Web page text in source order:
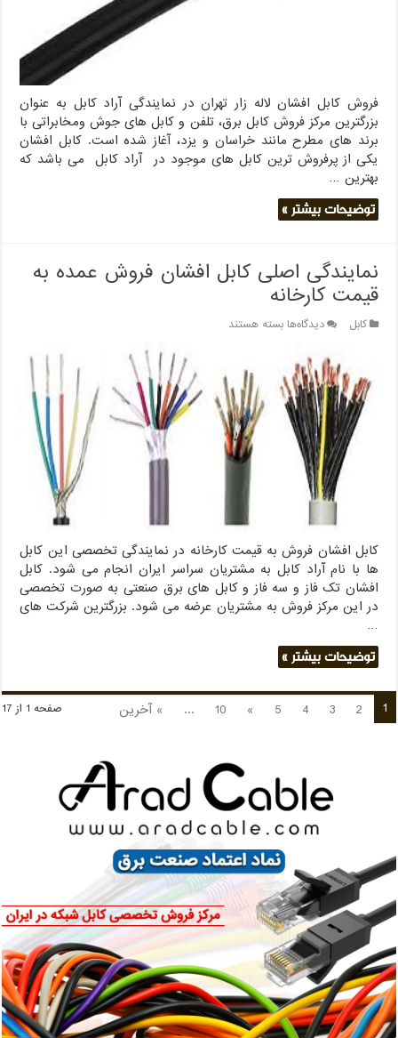
فروش کابل افشان لاله زار تهران در نمایندگی آراد کابل به عنوان
بزرگترین مرکز فروش کابل برق، تلفن و کابل های جوش ومخابراتی با
برند های مطرح مانند خراسان و یزد، آغاز شده است. کابل افشان
یکی از پرفروش ترین کابل های موجود در آراد کابل می باشد که
بهترین …
توضیحات بیشتر »
نمایندگی اصلی کابل افشان فروش عمده به
قیمت کارخانه
کابل دیدگاه‌هابرای
افشان
فروش
عمده
بسته هستند
کابل افشان فروش به قیمت کارخانه در نمایندگی تخصصی این کابل
ها با نام آراد کابل به مشتریان سراسر ایران انجام می شود. کابل
افشان تک فاز و سه فاز و کابل های برق صنعتی به صورت تخصصی
در این مرکز فروش به مشتریان عرضه می شود. بزرگترین شرکت های
…
توضیحات بیشتر »
صفحه 1 از 17 1
2
3
4
5
»
10
... » آخرین